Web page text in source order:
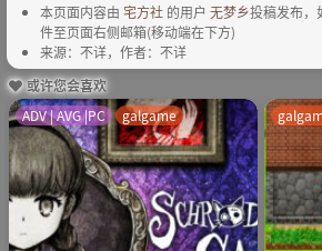
本页面内容由 宅方社 的用户 无梦乡投稿发布，
件至页面右侧邮箱(移动端在下方)
来源：不详，作者：不详
或许您会喜欢
ADV | AVG |PC galgame